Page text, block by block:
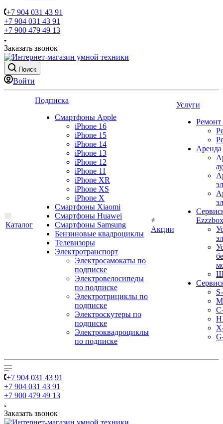
+7 904 031 43 91
+7 904 031 43 91
+7 900 479 49 13
Заказать звонок
Поиск
Войти
Каталог
Подписка
Смартфоны Apple
iPhone 16
iPhone 15
iPhone 14
iPhone 13
iPhone 12
iPhone 11
iPhone XR
iPhone XS
iPhone X
Смартфоны Xiaomi
Смартфоны Huawei
Смартфоны Samsung
Бензиновые квадроциклы
Телевизоры
Электротранспорт
Электросамокаты по
подписке
Электровелосипеды
по подписке
Электротрициклы по
подписке
Электроскутеры по
подписке
Электроквадроциклы
по подписке
Акции
Услуги
Ремонт
Аренда
Ezzzbox
+7 904 031 43 91
+7 904 031 43 91
+7 900 479 49 13
Заказать звонок